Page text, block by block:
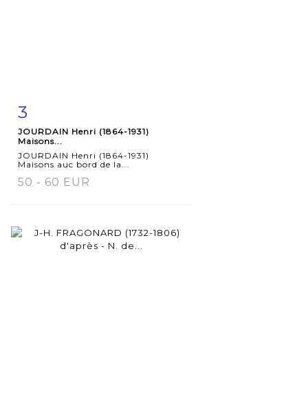
détaillée
3
JOURDAIN Henri (1864-1931)
Maisons...
JOURDAIN Henri (1864-1931)
Maisons auc bord de la...
50 - 60 EUR